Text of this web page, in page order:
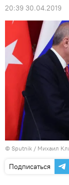
20:39 30.04.2019
© Sputnik / Михаил
Подписаться